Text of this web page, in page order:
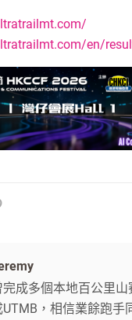
en/
完成多個本地百公里
UTMB，相信業餘跑手